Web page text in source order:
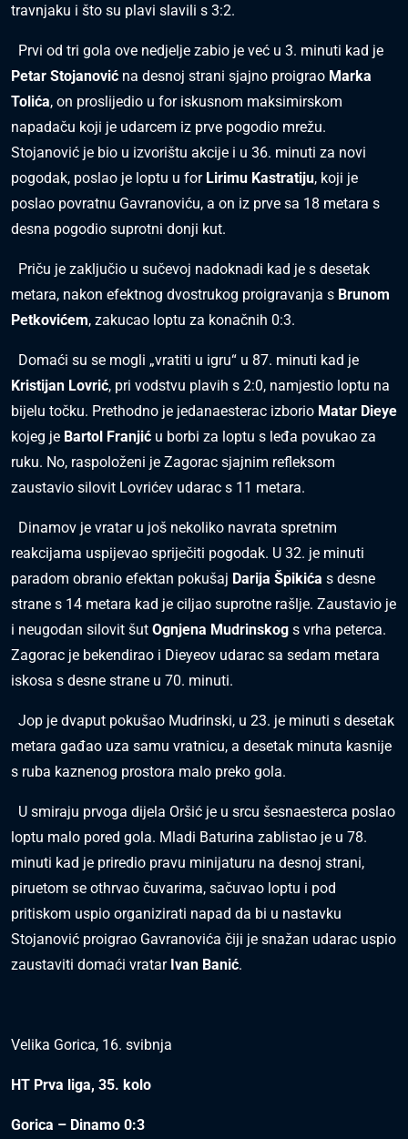
travnjaku i što su plavi slavili s 3:2.
Prvi od tri gola ove nedjelje zabio je već u 3. minuti kad je
Petar Stojanović na desnoj strani sjajno proigrao Marka
Tolića, on proslijedio u for iskusnom maksimirskom
napadaču koji je udarcem iz prve pogodio mrežu.
Stojanović je bio u izvorištu akcije i u 36. minuti za novi
pogodak, poslao je loptu u for Lirimu Kastratiju, koji je
poslao povratnu Gavranoviću, a on iz prve sa 18 metara s
desna pogodio suprotni donji kut.
Priču je zaključio u sučevoj nadoknadi kad je s desetak
metara, nakon efektnog dvostrukog proigravanja s Brunom
Petkovićem, zakucao loptu za konačnih 0:3.
Domaći su se mogli „vratiti u igru“ u 87. minuti kad je
Kristijan Lovrić, pri vodstvu plavih s 2:0, namjestio loptu na
bijelu točku. Prethodno je jedanaesterac izborio Matar Dieye
kojeg je Bartol Franjić u borbi za loptu s leđa povukao za
ruku. No, raspoloženi je Zagorac sjajnim refleksom
zaustavio silovit Lovrićev udarac s 11 metara.
Dinamov je vratar u još nekoliko navrata spretnim
reakcijama uspijevao spriječiti pogodak. U 32. je minuti
paradom obranio efektan pokušaj Darija Špikića s desne
strane s 14 metara kad je ciljao suprotne rašlje. Zaustavio je
i neugodan silovit šut Ognjena Mudrinskog s vrha peterca.
Zagorac je bekendirao i Dieyeov udarac sa sedam metara
iskosa s desne strane u 70. minuti.
Jop je dvaput pokušao Mudrinski, u 23. je minuti s desetak
metara gađao uza samu vratnicu, a desetak minuta kasnije
s ruba kaznenog prostora malo preko gola.
U smiraju prvoga dijela Oršić je u srcu šesnaesterca poslao
loptu malo pored gola. Mladi Baturina zablistao je u 78.
minuti kad je priredio pravu minijaturu na desnoj strani,
piruetom se othrvao čuvarima, sačuvao loptu i pod
pritiskom uspio organizirati napad da bi u nastavku
Stojanović proigrao Gavranovića čiji je snažan udarac uspio
zaustaviti domaći vratar Ivan Banić.
Velika Gorica, 16. svibnja
HT Prva liga, 35. kolo
Gorica – Dinamo 0:3